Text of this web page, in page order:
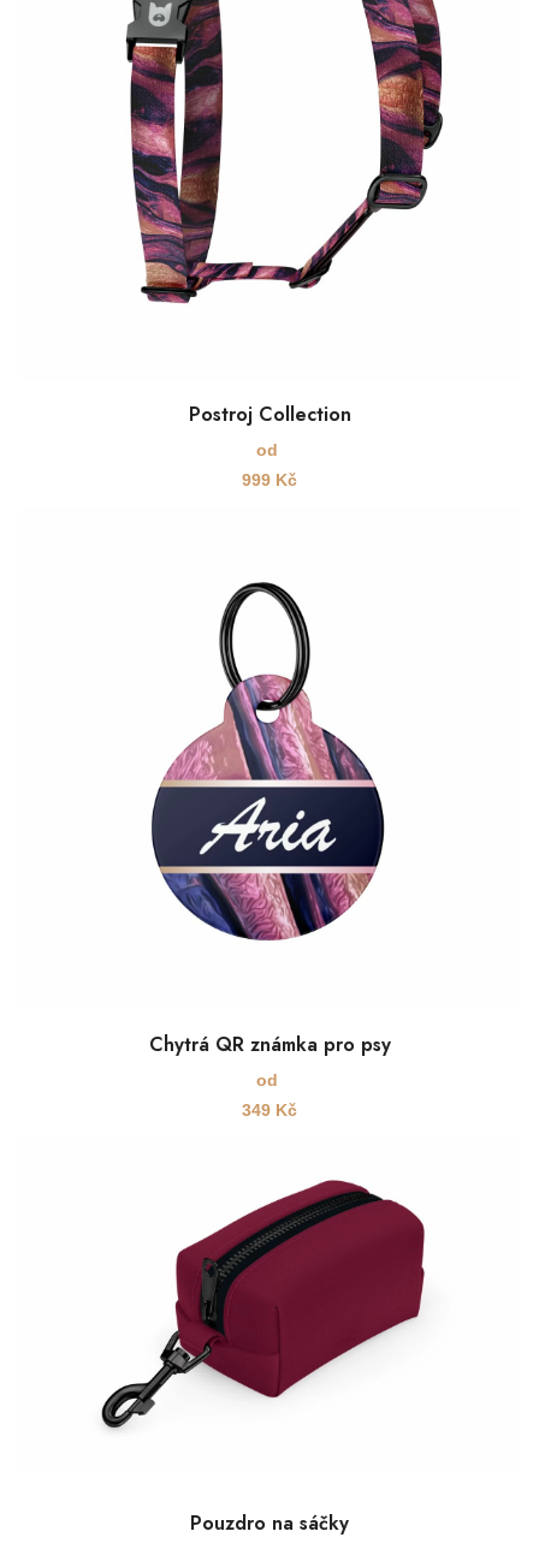
Postroj Collection
od
999 Kč
Chytrá QR známka pro psy
od
349 Kč
Pouzdro na sáčky